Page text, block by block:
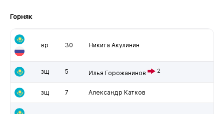
Горняк
вр 30 Никита Акулинин
зщ 5 Илья Горожанинов 2
зщ 7 Александр Катков